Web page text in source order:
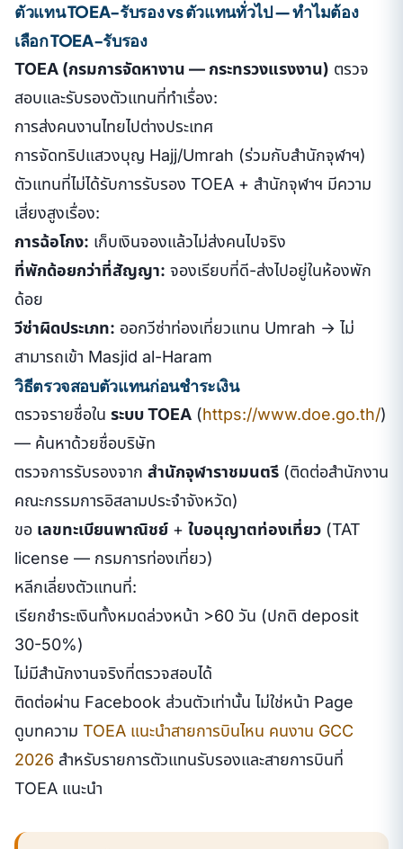
ตัวแทน TOEA-รับรอง vs ตัวแทนทั่วไป — ทำไมต้อง
เลือก TOEA-รับรอง
TOEA (กรมการจัดหางาน — กระทรวงแรงงาน) ตรวจ
สอบและรับรองตัวแทนที่ทำเรื่อง:
การส่งคนงานไทยไปต่างประเทศ
การจัดทริปแสวงบุญ Hajj/Umrah (ร่วมกับสำนักจุฬาฯ)
ตัวแทนที่ไม่ได้รับการรับรอง TOEA + สำนักจุฬาฯ มีความ
เสี่ยงสูงเรื่อง:
การฉ้อโกง: เก็บเงินจองแล้วไม่ส่งคนไปจริง
ที่พักด้อยกว่าที่สัญญา: จองเรียบที่ดี-ส่งไปอยู่ในห้องพัก
ด้อย
วีซ่าผิดประเภท: ออกวีซ่าท่องเที่ยวแทน Umrah → ไม่
สามารถเข้า Masjid al-Haram
วิธีตรวจสอบตัวแทนก่อนชำระเงิน
ตรวจรายชื่อใน ระบบ TOEA (https://www.doe.go.th/)
— ค้นหาด้วยชื่อบริษัท
ตรวจการรับรองจาก สำนักจุฬาราชมนตรี (ติดต่อสำนักงาน
คณะกรรมการอิสลามประจำจังหวัด)
ขอ เลขทะเบียนพาณิชย์ + ใบอนุญาตท่องเที่ยว (TAT
license — กรมการท่องเที่ยว)
หลีกเลี่ยงตัวแทนที่:
เรียกชำระเงินทั้งหมดล่วงหน้า >60 วัน (ปกติ deposit
30-50%)
ไม่มีสำนักงานจริงที่ตรวจสอบได้
ติดต่อผ่าน Facebook ส่วนตัวเท่านั้น ไม่ใช่หน้า Page
ดูบทความ TOEA แนะนำสายการบินไหน คนงาน GCC
2026 สำหรับรายการตัวแทนรับรองและสายการบินที่
TOEA แนะนำ